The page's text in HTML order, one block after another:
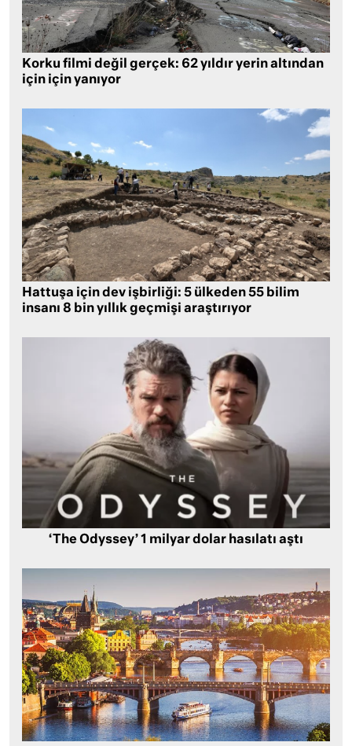
Korku filmi değil gerçek: 62 yıldır yerin altından
için için yanıyor
Hattuşa için dev işbirliği: 5 ülkeden 55 bilim
insanı 8 bin yıllık geçmişi araştırıyor
‘The Odyssey’ 1 milyar dolar hasılatı aştı